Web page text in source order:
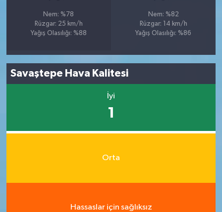
Nem: %78
Rüzgar: 25 km/h
Yağış Olasılığı: %88
Nem: %82
Rüzgar: 14 km/h
Yağış Olasılığı: %86
Savaştepe Hava Kalitesi
İyi
1
Orta
Hassaslar için sağlıksız